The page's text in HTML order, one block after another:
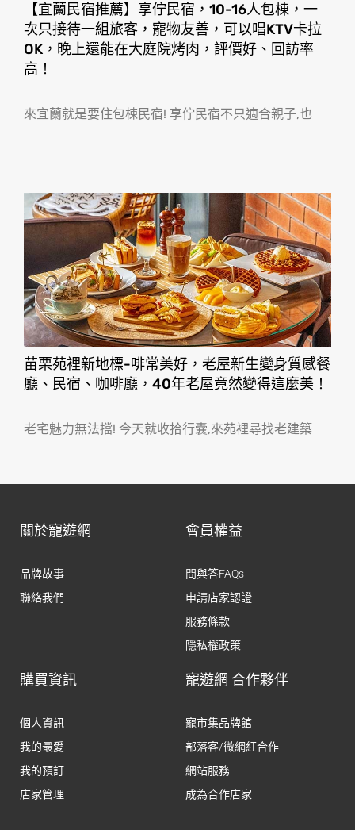
【宜蘭民宿推薦】享佇民宿，10-16人包棟，一
次只接待一組旅客，寵物友善，可以唱KTV卡拉
OK，晚上還能在大庭院烤肉，評價好、回訪率
高！
來宜蘭就是要住包棟民宿! 享佇民宿不只適合親子,也
苗栗苑裡新地標-啡常美好，老屋新生變身質感餐
廳、民宿、咖啡廳，40年老屋竟然變得這麼美！
老宅魅力無法擋! 今天就收拾行囊,來苑裡尋找老建築
關於寵遊網
品牌故事
聯絡我們
會員權益
問與答FAQs
申請店家認證
服務條款
隱私權政策
購買資訊
個人資訊
我的最愛
我的預訂
店家管理
寵遊網 合作夥伴
寵市集品牌館
部落客/微網紅合作
網站服務
成為合作店家